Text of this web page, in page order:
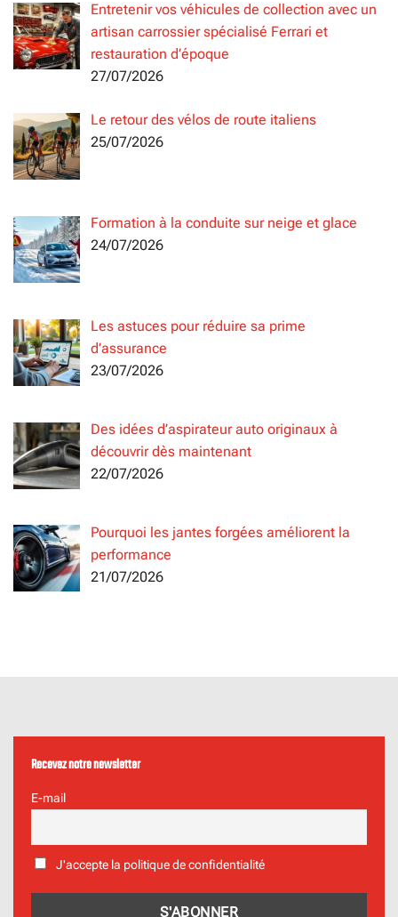
Entretenir vos véhicules de collection avec un
artisan carrossier spécialisé Ferrari et
restauration d’époque
27/07/2026
Le retour des vélos de route italiens
25/07/2026
Formation à la conduite sur neige et glace
24/07/2026
Les astuces pour réduire sa prime
d’assurance
23/07/2026
Des idées d’aspirateur auto originaux à
découvrir dès maintenant
22/07/2026
Pourquoi les jantes forgées améliorent la
performance
21/07/2026
Recevez notre newsletter
E-mail
J'accepte la politique de confidentialité